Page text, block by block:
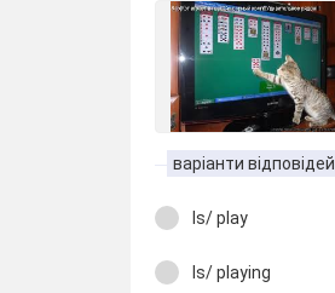
варіанти відповідей
Is/ play
Is/ playing